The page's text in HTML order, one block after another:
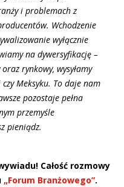
i problemach z
Wchodzenie
wyłącznie
na dywersyfikację –
rynkowy, wysyłamy
Meksyku. To daje nam
pozostaje pełna
przemyśle
pieniądz.
Całość rozmowy
„Forum Branżowego”.